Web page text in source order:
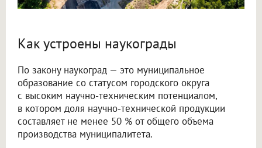
Как устроены наукограды
По закону наукоград — это муниципальное
образование со статусом городского округа
с высоким научно-техническим потенциалом,
в котором доля научно-технической продукции
составляет не менее 50 % от общего объема
производства муниципалитета.